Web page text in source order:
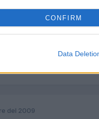
CONFIRM
Data
del 2009